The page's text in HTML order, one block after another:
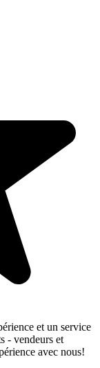
et un service
- vendeurs et
avec nous!